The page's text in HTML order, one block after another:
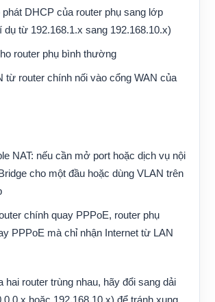
DHCP của router phụ sang lớp
dụ từ 192.168.1.x sang 192.168.10.x)
router phụ bình thường
từ router chính nối vào cổng WAN của
NAT: nếu cần mở port hoặc dịch vụ nội
cho một đầu hoặc dùng VLAN trên
chính quay PPPoE, router phụ
PPPoE mà chỉ nhận Internet từ LAN
hai router trùng nhau, hãy đổi sang dải
hoặc 192.168.10.x) để tránh xung